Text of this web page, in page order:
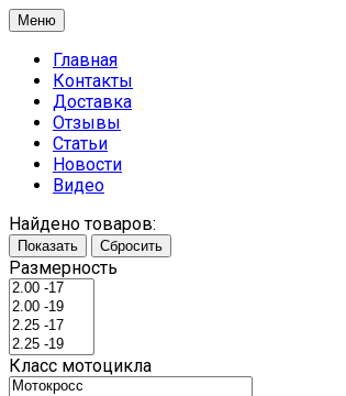
Меню
Главная
Контакты
Доставка
Отзывы
Статьи
Новости
Видео
Найдено товаров:
Показать Сбросить
Размерность
Класс мотоцикла